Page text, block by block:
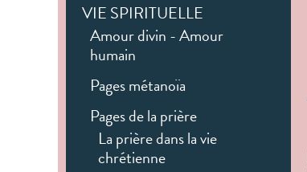
VIE SPIRITUELLE
Amour divin - Amour
humain
Pages métanoïa
Pages de la prière
La prière dans la vie
chrétienne